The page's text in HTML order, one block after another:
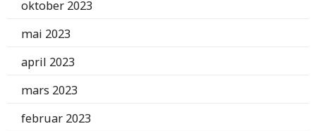
oktober 2023
mai 2023
april 2023
mars 2023
februar 2023